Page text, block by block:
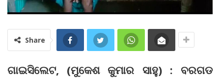
Share
ଗାଇସିଲେଟ, (ମୁକେଶ କୁମାର ସାହୁ‌) : ବରଗଡ